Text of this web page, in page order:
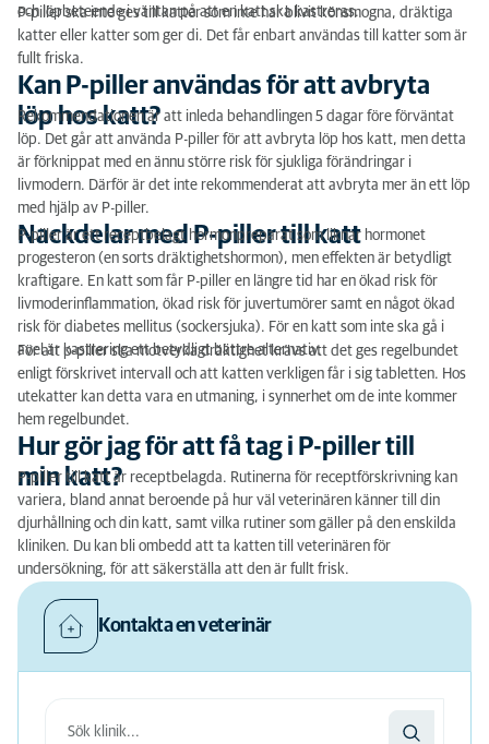
och löpbeteende i väntan på att en katt ska kastreras.
P-piller ska inte ges till katter som inte har blivit könsmogna, dräktiga
katter eller katter som ger di. Det får enbart användas till katter som är
fullt friska.
Kan P-piller användas för att avbryta
löp hos katt?
Rekommendationen är att inleda behandlingen 5 dagar före förväntat
löp. Det går att använda P-piller för att avbryta löp hos katt, men detta
är förknippat med en ännu större risk för sjukliga förändringar i
livmodern. Därför är det inte rekommenderat att avbryta mer än ett löp
med hjälp av P-piller.
Nackdelar med P-piller till katt
P-piller är ett receptbelagt hormonpreparat som liknar hormonet
progesteron (en sorts dräktighetshormon), men effekten är betydligt
kraftigare. En katt som får P-piller en längre tid har en ökad risk för
livmoderinflammation, ökad risk för juvertumörer samt en något ökad
risk för diabetes mellitus (sockersjuka). För en katt som inte ska gå i
avel är kastrering ett betydligt bättre alternativ.
För att p-piller ska motverka dräktighet krävs att det ges regelbundet
enligt förskrivet intervall och att katten verkligen får i sig tabletten. Hos
utekatter kan detta vara en utmaning, i synnerhet om de inte kommer
hem regelbundet.
Hur gör jag för att få tag i P-piller till
min katt?
P-piller till katt är receptbelagda. Rutinerna för receptförskrivning kan
variera, bland annat beroende på hur väl veterinären känner till din
djurhållning och din katt, samt vilka rutiner som gäller på den enskilda
kliniken. Du kan bli ombedd att ta katten till veterinären för
undersökning, för att säkerställa att den är fullt frisk.
Kontakta en veterinär